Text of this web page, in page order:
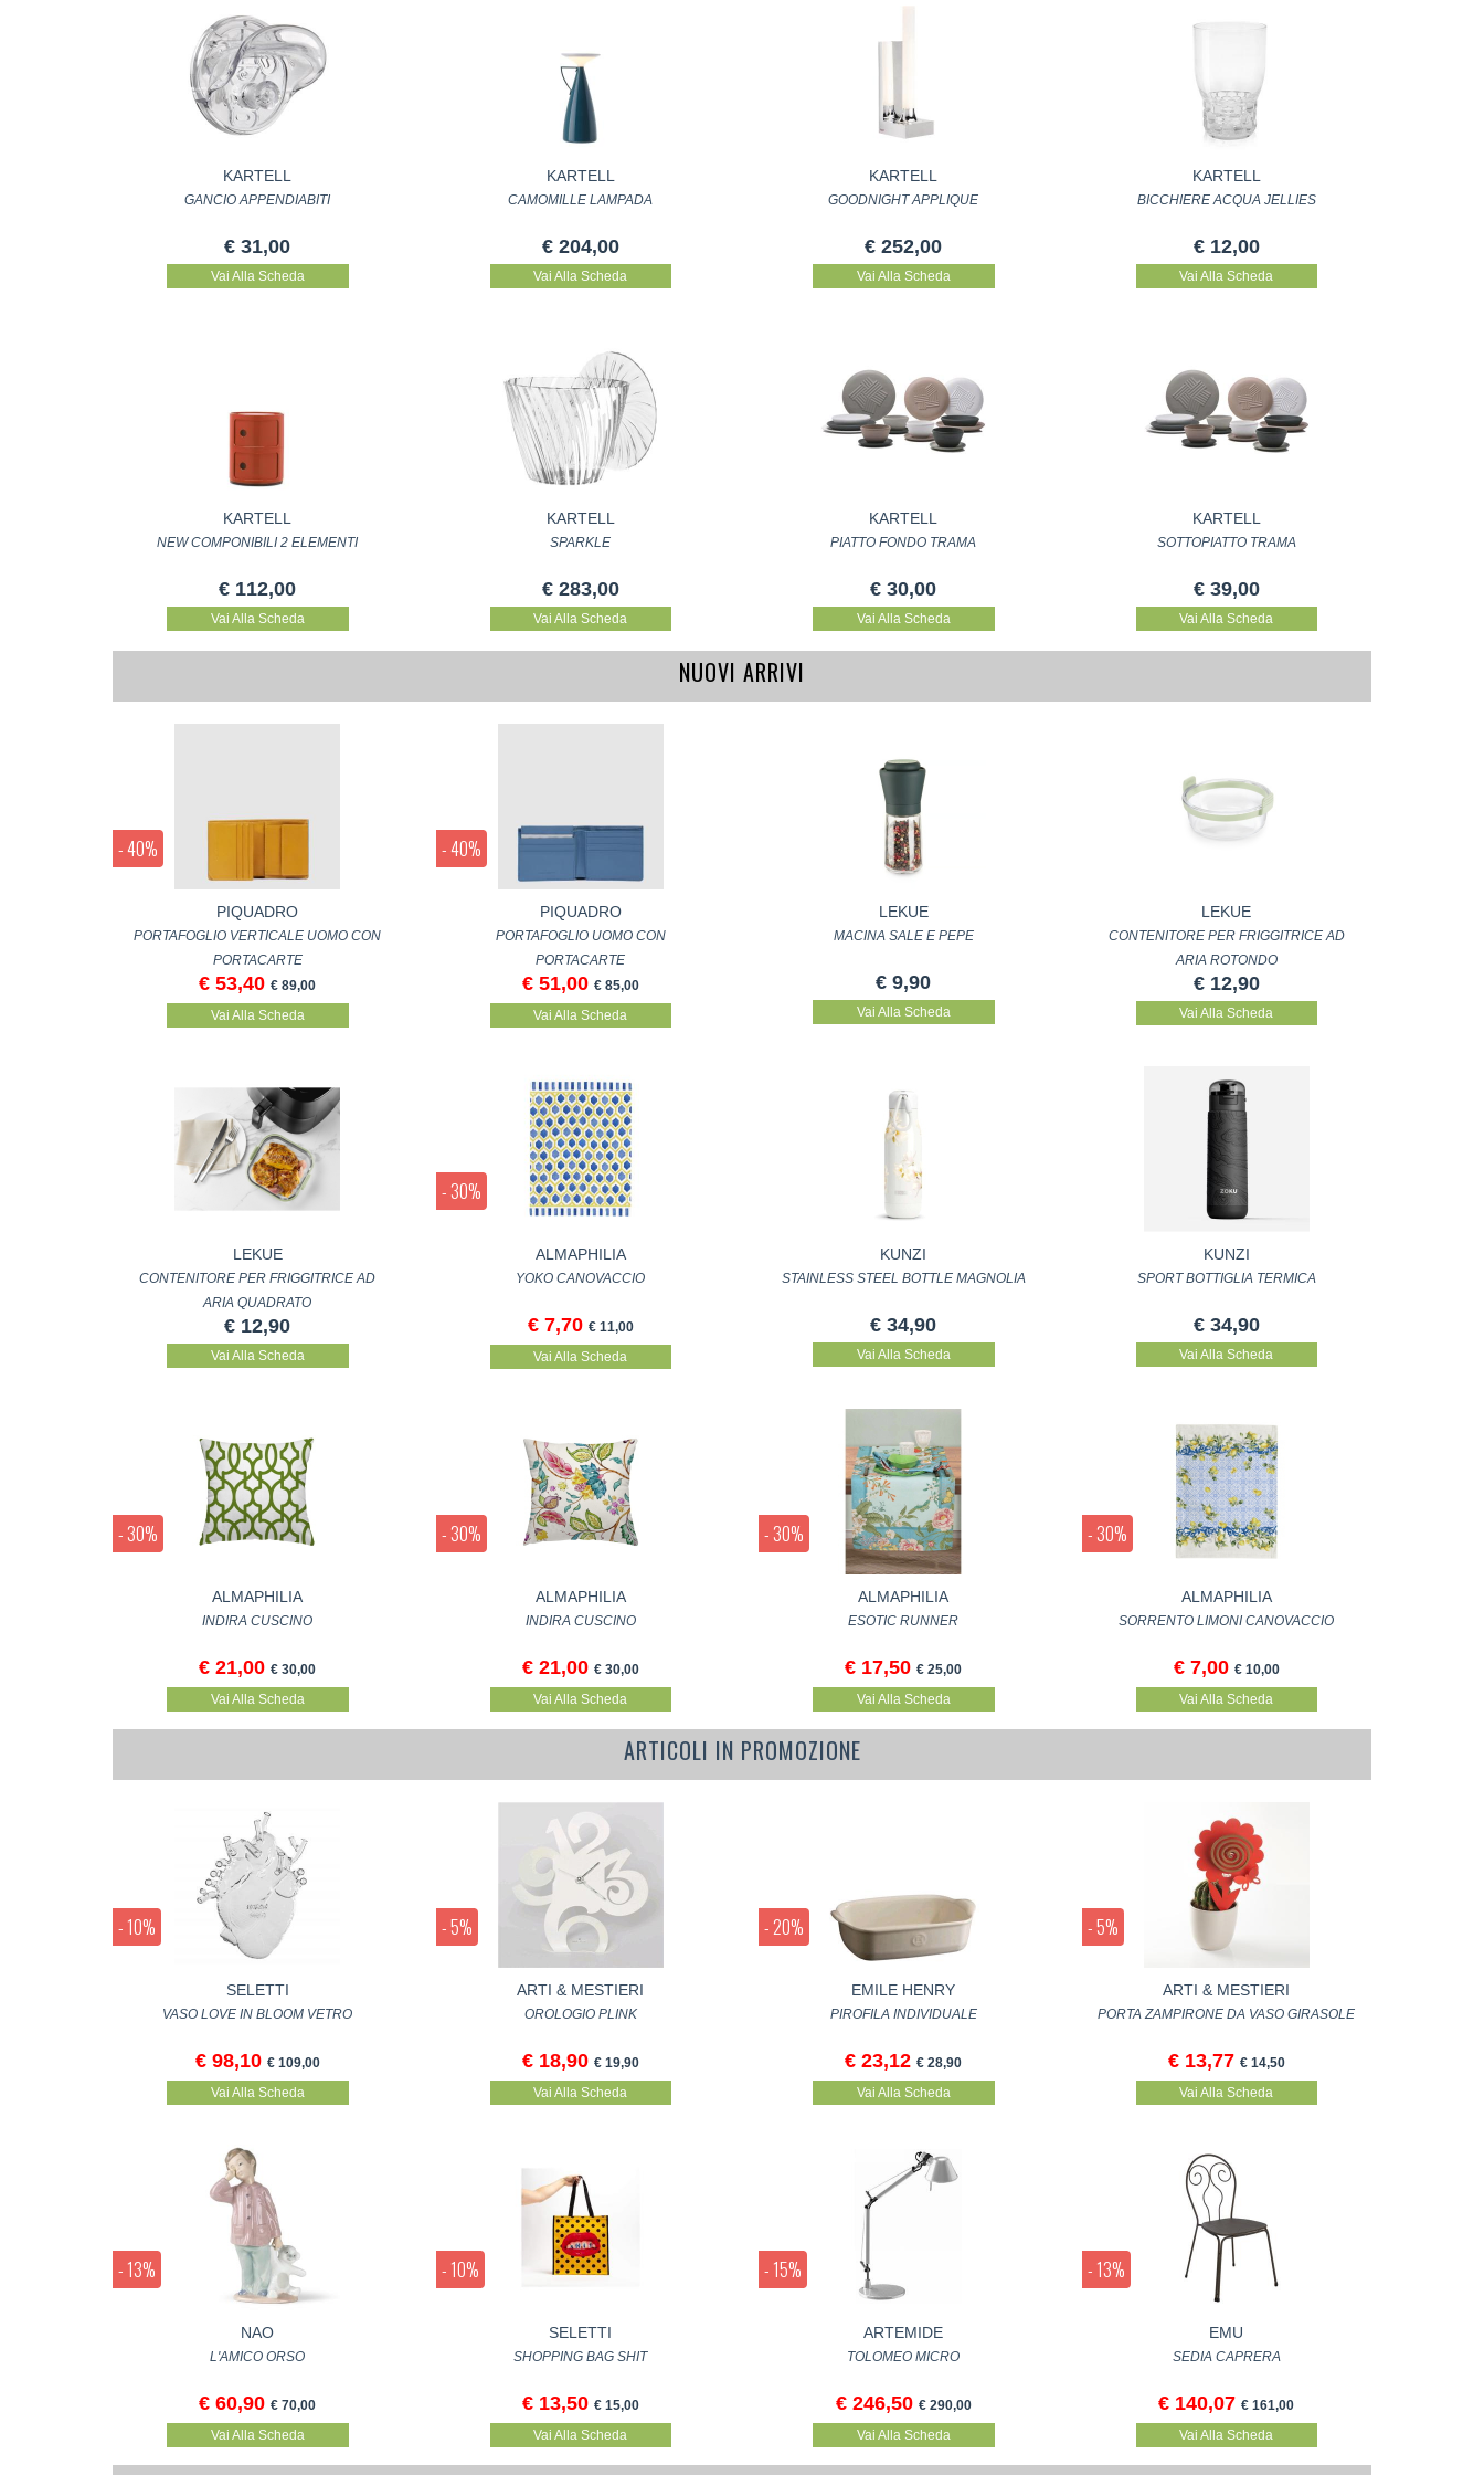
KARTELL
GANCIO APPENDIABITI
€ 31,00
Vai Alla Scheda
KARTELL
CAMOMILLE LAMPADA
€ 204,00
Vai Alla Scheda
KARTELL
GOODNIGHT APPLIQUE
€ 252,00
Vai Alla Scheda
KARTELL
BICCHIERE ACQUA JELLIES
€ 12,00
Vai Alla Scheda
KARTELL
NEW COMPONIBILI 2 ELEMENTI
€ 112,00
Vai Alla Scheda
KARTELL
SPARKLE
€ 283,00
Vai Alla Scheda
KARTELL
PIATTO FONDO TRAMA
€ 30,00
Vai Alla Scheda
KARTELL
SOTTOPIATTO TRAMA
€ 39,00
Vai Alla Scheda
NUOVI ARRIVI
- 40%
PIQUADRO
PORTAFOGLIO VERTICALE UOMO CON
PORTACARTE
€ 53,40 € 89,00
Vai Alla Scheda
- 40%
PIQUADRO
PORTAFOGLIO UOMO CON
PORTACARTE
€ 51,00 € 85,00
Vai Alla Scheda
LEKUE
MACINA SALE E PEPE
€ 9,90
Vai Alla Scheda
LEKUE
CONTENITORE PER FRIGGITRICE AD
ARIA ROTONDO
€ 12,90
Vai Alla Scheda
LEKUE
CONTENITORE PER FRIGGITRICE AD
ARIA QUADRATO
€ 12,90
Vai Alla Scheda
- 30%
ALMAPHILIA
YOKO CANOVACCIO
€ 7,70 € 11,00
Vai Alla Scheda
KUNZI
STAINLESS STEEL BOTTLE MAGNOLIA
€ 34,90
Vai Alla Scheda
KUNZI
SPORT BOTTIGLIA TERMICA
€ 34,90
Vai Alla Scheda
- 30%
ALMAPHILIA
INDIRA CUSCINO
€ 21,00 € 30,00
Vai Alla Scheda
- 30%
ALMAPHILIA
INDIRA CUSCINO
€ 21,00 € 30,00
Vai Alla Scheda
- 30%
ALMAPHILIA
ESOTIC RUNNER
€ 17,50 € 25,00
Vai Alla Scheda
- 30%
ALMAPHILIA
SORRENTO LIMONI CANOVACCIO
€ 7,00 € 10,00
Vai Alla Scheda
ARTICOLI IN PROMOZIONE
- 10%
SELETTI
VASO LOVE IN BLOOM VETRO
€ 98,10 € 109,00
Vai Alla Scheda
- 5%
ARTI & MESTIERI
OROLOGIO PLINK
€ 18,90 € 19,90
Vai Alla Scheda
- 20%
EMILE HENRY
PIROFILA INDIVIDUALE
€ 23,12 € 28,90
Vai Alla Scheda
- 5%
ARTI & MESTIERI
PORTA ZAMPIRONE DA VASO GIRASOLE
€ 13,77 € 14,50
Vai Alla Scheda
- 13%
NAO
L'AMICO ORSO
€ 60,90 € 70,00
Vai Alla Scheda
- 10%
SELETTI
SHOPPING BAG SHIT
€ 13,50 € 15,00
Vai Alla Scheda
- 15%
ARTEMIDE
TOLOMEO MICRO
€ 246,50 € 290,00
Vai Alla Scheda
- 13%
EMU
SEDIA CAPRERA
€ 140,07 € 161,00
Vai Alla Scheda